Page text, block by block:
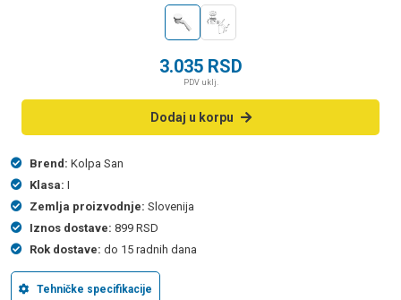
3.035 RSD
PDV uklj.
Dodaj u korpu
Brend: Kolpa San
Klasa: I
Zemlja proizvodnje: Slovenija
Iznos dostave: 899 RSD
Rok dostave: do 15 radnih dana
Tehničke specifikacije